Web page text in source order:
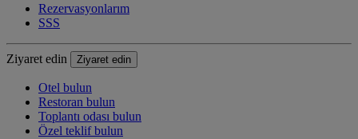
Rezervasyonlarım
SSS
Ziyaret edin Ziyaret edin
Otel bulun
Restoran bulun
Toplantı odası bulun
Özel teklif bulun